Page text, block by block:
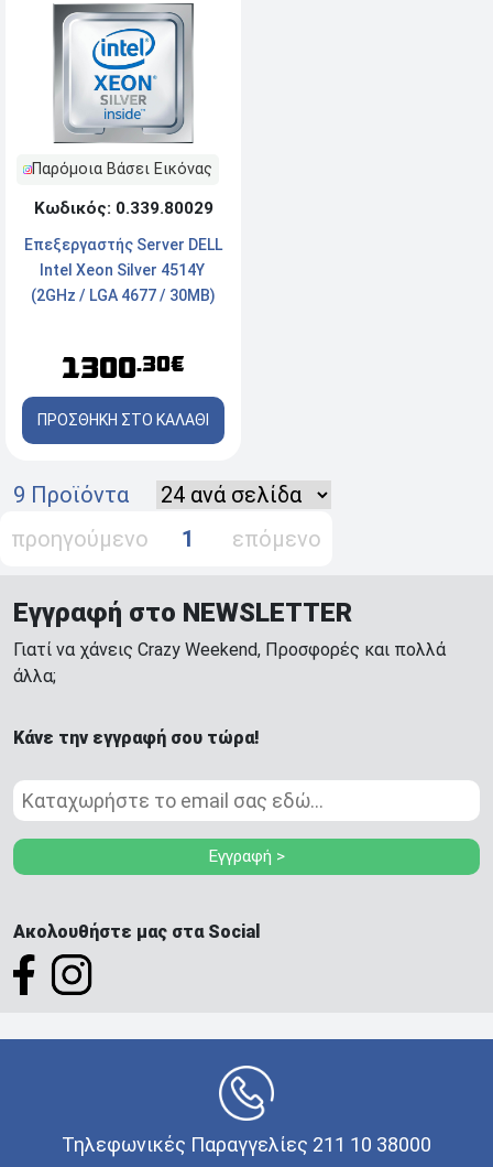
Παρόμοια Βάσει Εικόνας
Κωδικός: 0.339.80029
Επεξεργαστής Server DELL
Intel Xeon Silver 4514Y ​
(2GHz / LGA 4677 / 30MB)
1300.30€
ΠΡΟΣΘΗΚΗ ΣΤΟ ΚΑΛΑΘΙ
9 Προϊόντα
προηγούμενο
1 επόμενο
Εγγραφή στο NEWSLETTER
Γιατί να χάνεις Crazy Weekend, Προσφορές και πολλά
άλλα;
Κάνε την εγγραφή σου τώρα!
Εγγραφή >
Ακολουθήστε μας στα Social
Τηλεφωνικές Παραγγελίες 211 10 38000